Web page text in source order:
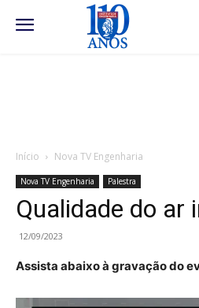
Início Nova TV Engenharia
Nova TV Engenharia Palestra
Qualidade do ar
12/09/2023
Assista abaixo à gravação do